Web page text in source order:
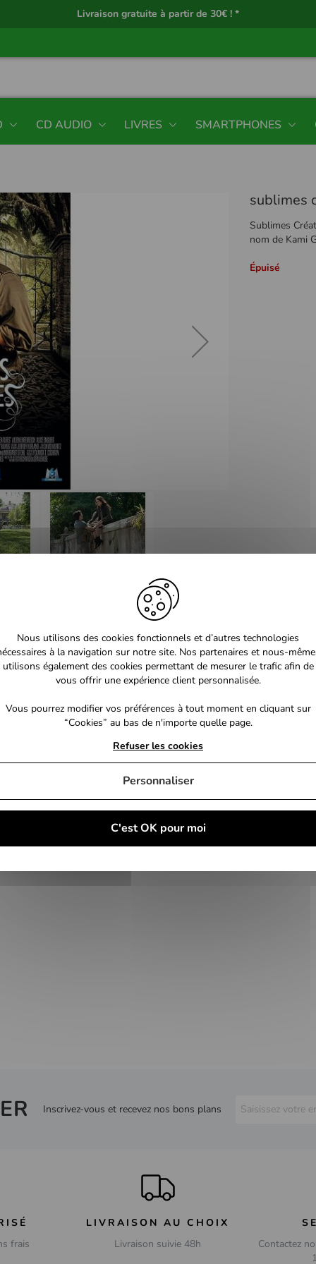
Livraison gratuite à partir de 30€ ! *
CD AUDIO LIVRES SMARTPHONES
sublimes
Sublimes
nom de Kami
Épuisé
Inscrivez-vous et recevez nos bons plans
frais
LIVRAISON AU CHOIX
Livraison suivie 48h
Contactez
Nous utilisons des cookies fonctionnels et d’autres technologies
à la navigation sur notre site. Nos partenaires et nous-
utilisons également des cookies permettant de mesurer le trafic afin de
vous offrir une expérience client personnalisée.
Vous pourrez modifier vos préférences à tout moment en cliquant sur
“Cookies” au bas de n'importe quelle page.
C'est OK pour moi
Refuser les cookies
Personnaliser